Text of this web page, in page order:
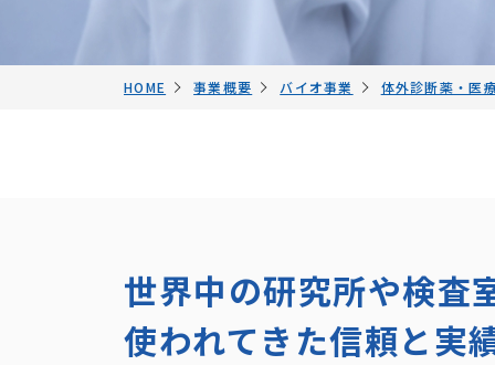
HOME 事業概要 バイオ事業 体外診断薬・医
世界中の研究所や検査
使われてきた信頼と実